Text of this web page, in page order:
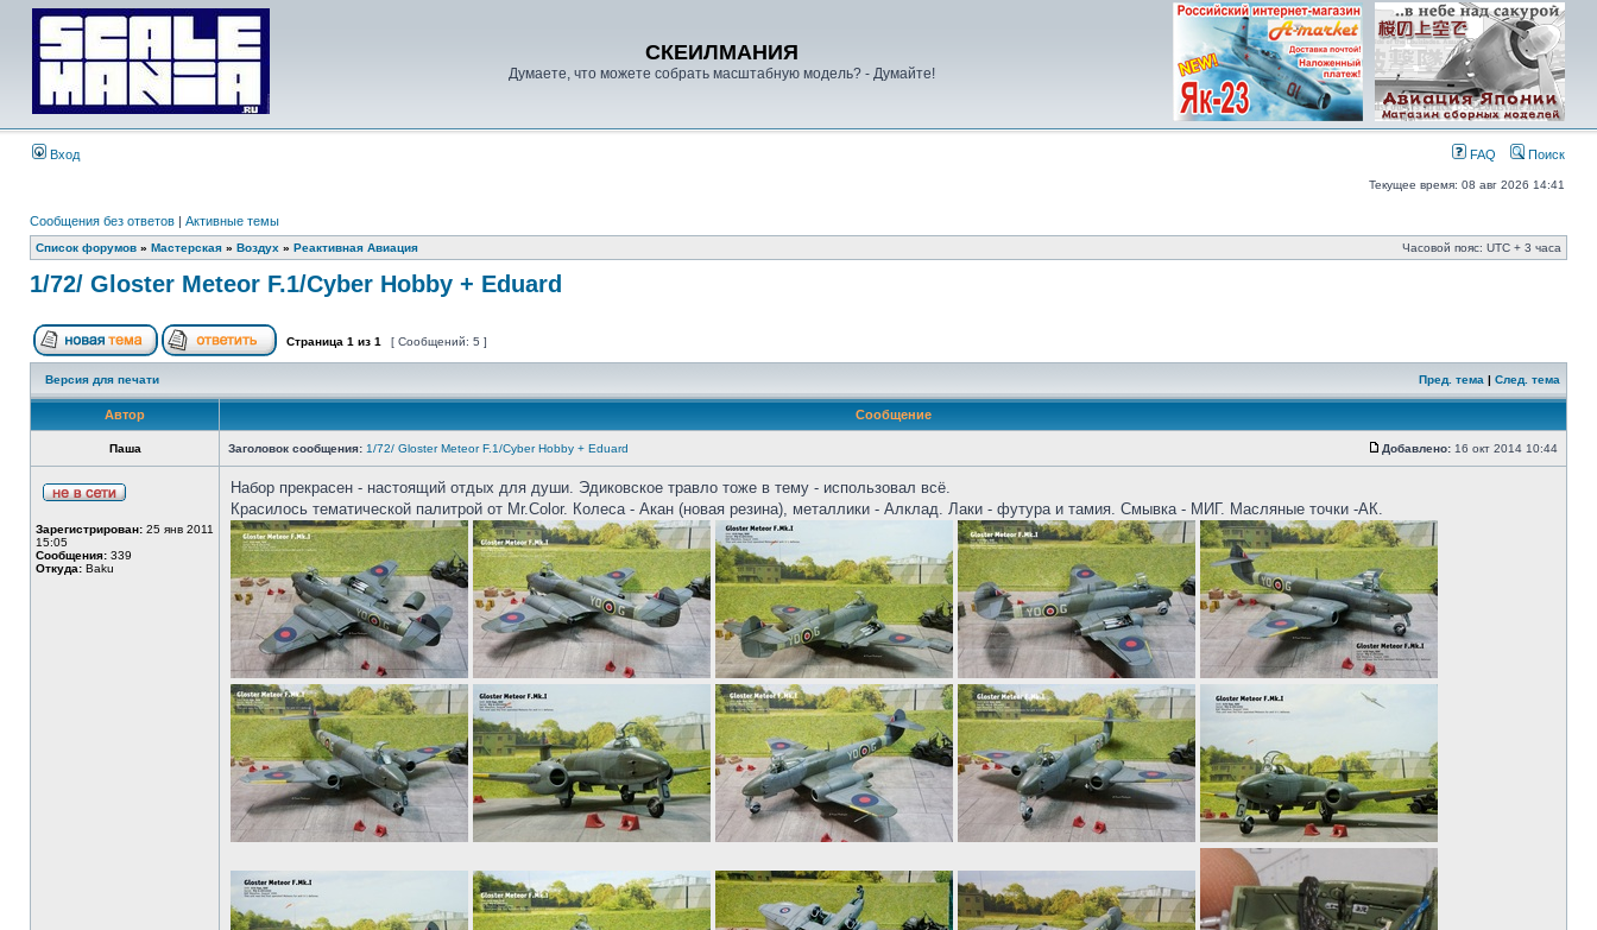
СКЕИЛМАНИЯ
Думаете, что можете собрать масштабную модель? - Думайте!
Вход FAQ Поиск
Текущее время: 08 авг 2026 14:41
Сообщения без ответов | Активные темы
Список форумов » Мастерская » Воздух » Реактивная Авиация Часовой пояс: UTC + 3 часа
1/72/ Gloster Meteor F.1/Cyber Hobby + Eduard
Страница 1 из 1 [ Сообщений: 5 ]
Версия для печати Пред. тема | След. тема
Автор Сообщение
Паша Заголовок сообщения: 1/72/ Gloster Meteor F.1/Cyber Hobby + Eduard Добавлено: 16 окт 2014 10:44
Зарегистрирован: 25 янв 2011
15:05
Сообщения: 339
Откуда: Baku
Набор прекрасен - настоящий отдых для души. Эдиковское травло тоже в тему - использовал всё.
Красилось тематической палитрой от Mr.Color. Колеса - Акан (новая резина), металлики - Алклад. Лаки - футура и тамия. Смывка - МИГ. Масляные точки -АК.